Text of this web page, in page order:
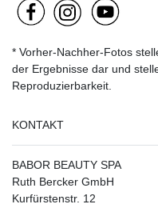
* Vorher-Nachher-Fotos
der Ergebnisse dar und
Reproduzierbarkeit.
KONTAKT
BABOR BEAUTY SPA
Ruth Bercker GmbH
Kurfürstenstr. 12